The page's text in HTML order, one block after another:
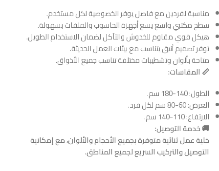
مناسبة لفردين مع فاصل يوفر الخصوصية لكل مستخدم.
سطح مكتبي واسع يسع أجهزة الحاسوب والملفات بسهولة.
هيكل قوي مقاوم للخدوش والتآكل لضمان الاستخدام الطويل.
توفر تصميم أنيق يتناسب مع بيئات العمل الحديثة.
متاحة بألوان وتشطيبات مختلفة تناسب جميع الأذواق.
📏 المقاسات:
الطول: 140-180 سم.
العرض: 60-80 سم لكل فرد.
الارتفاع: 110-140 سم.
🚚 خدمة التوصيل:
خلية عمل ثنائية متوفرة بجميع الأحجام والألوان، مع إمكانية
التوصيل والتركيب السريع لجميع المناطق.